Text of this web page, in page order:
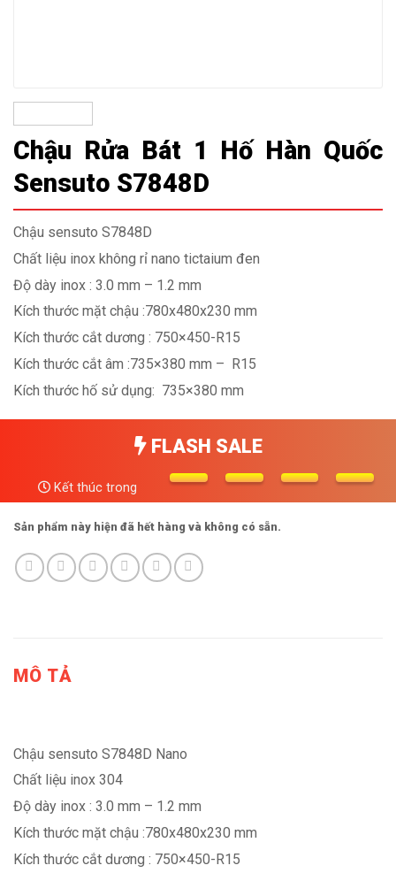
Chậu Rửa Bát 1 Hố Hàn Quốc
Sensuto S7848D
Chậu sensuto S7848D
Chất liệu inox không rỉ nano tictaium đen
Độ dày inox : 3.0 mm – 1.2 mm
Kích thước mặt chậu :780x480x230 mm
Kích thước cắt dương : 750×450-R15
Kích thước cắt âm :735×380 mm – R15
Kích thước hố sử dụng: 735×380 mm
FLASH SALE
Kết thúc trong
Sản phẩm này hiện đã hết hàng và không có sẵn.
MÔ TẢ
Chậu sensuto S7848D Nano
Chất liệu inox 304
Độ dày inox : 3.0 mm – 1.2 mm
Kích thước mặt chậu :780x480x230 mm
Kích thước cắt dương : 750×450-R15